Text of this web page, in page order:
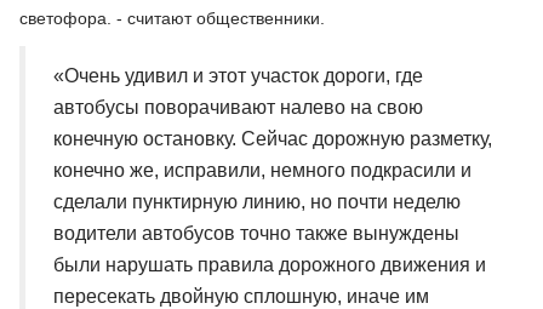
светофора. - считают общественники.
«Очень удивил и этот участок дороги, где
автобусы поворачивают налево на свою
конечную остановку. Сейчас дорожную разметку,
конечно же, исправили, немного подкрасили и
сделали пунктирную линию, но почти неделю
водители автобусов точно также вынуждены
были нарушать правила дорожного движения и
пересекать двойную сплошную, иначе им